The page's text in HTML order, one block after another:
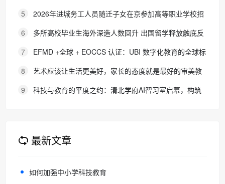
典活动成功举办
5
2026年进城务工人员随迁子女在京参加高等职业学校招
生考试报名通知
6
多所高校毕业生海外深造人数回升 出国留学释放触底反
弹信号
7
EFMD +全球 + EOCCS 认证：UBI 数字化教育的全球标
杆
8
艺术应该让生活更美好，家长的态度就是最好的审美教
育！
9
科技与教育的平度之约：清北学府AI智习室启幕，构筑
最新文章
如何加强中小学科技教育